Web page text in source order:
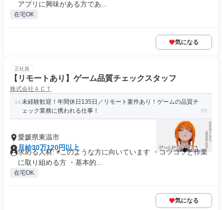
アプリに興味がある方であ...
在宅OK
気になる
正社員
【リモートあり】ゲーム品質チェックスタッフ
株式会社ＡＣＴ
未経験歓迎！年間休日135日／リモート案件あり！ゲームの品質チ
ェック業務に携われる仕事！
愛媛県東温市
月給30万120円以上
求める人材: ◉このような方に向いています ・コツコツと作業
に取り組める方 ・基本的...
在宅OK
気になる